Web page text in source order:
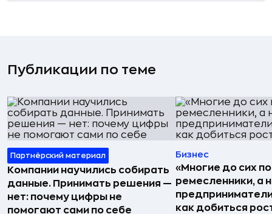
Публикации по теме
Партнёрский материал
Компании научились собирать
данные. Принимать решения —
нет: почему цифры не
помогают сами по себе
Бизнес
«Многие до сих
ремесленники, а
как добиться